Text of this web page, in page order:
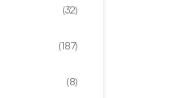
(32)
(187)
(8)